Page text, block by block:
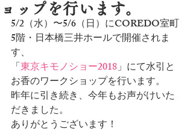
ョップを行います。
5/2（水）〜5/6（日）にCOREDO室町
5階・日本橋三井ホールで開催されま
す、
「東京キモノショー2018」にて水引と
お香のワークショップを行います。
昨年に引き続き、今年もお声がけいた
だきました。
ありがとうございます！